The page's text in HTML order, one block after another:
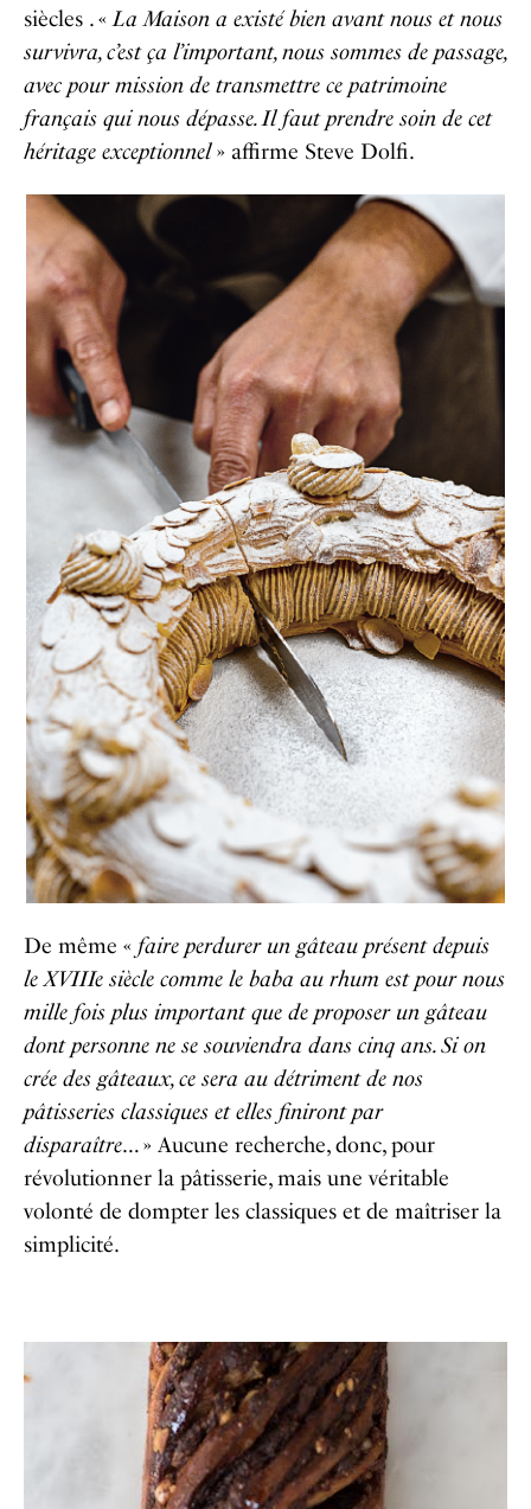
siècles . «La Maison a existé bien avant nous et nous
survivra, c’est ça l’important, nous sommes de passage,
avec pour mission de transmettre ce patrimoine
français qui nous dépasse. Il faut prendre soin de cet
héritage exceptionnel» affirme Steve Dolfi.
De même « faire perdurer un gâteau présent depuis
le XVIIIe siècle comme le baba au rhum est pour nous
mille fois plus important que de proposer un gâteau
dont personne ne se souviendra dans cinq ans. Si on
crée des gâteaux, ce sera au détriment de nos
pâtisseries classiques et elles finiront par
disparaître… » Aucune recherche, donc, pour
révolutionner la pâtisserie, mais une véritable
volonté de dompter les classiques et de maîtriser la
simplicité.